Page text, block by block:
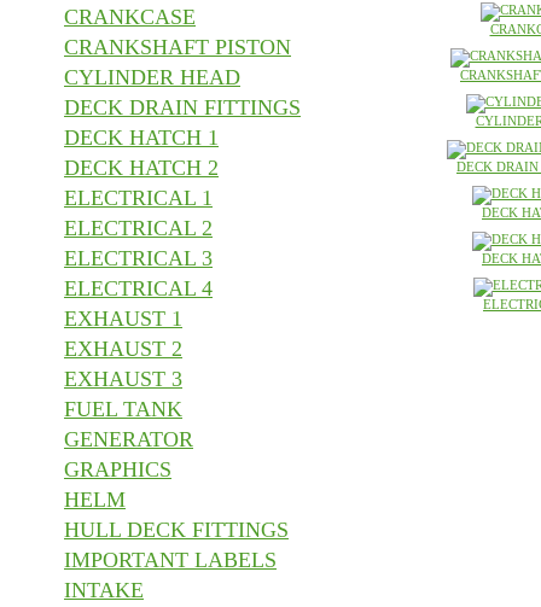
CRANKCASE
CRANKSHAFT PISTON
CYLINDER HEAD
DECK DRAIN FITTINGS
DECK HATCH 1
DECK HATCH 2
ELECTRICAL 1
ELECTRICAL 2
ELECTRICAL 3
ELECTRICAL 4
EXHAUST 1
EXHAUST 2
EXHAUST 3
FUEL TANK
GENERATOR
GRAPHICS
HELM
HULL DECK FITTINGS
IMPORTANT LABELS
INTAKE
DECK
DECK
DECK